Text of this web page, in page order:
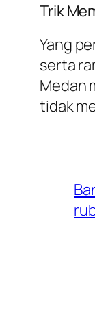
Trik
Yang
serta
Medan
tidak